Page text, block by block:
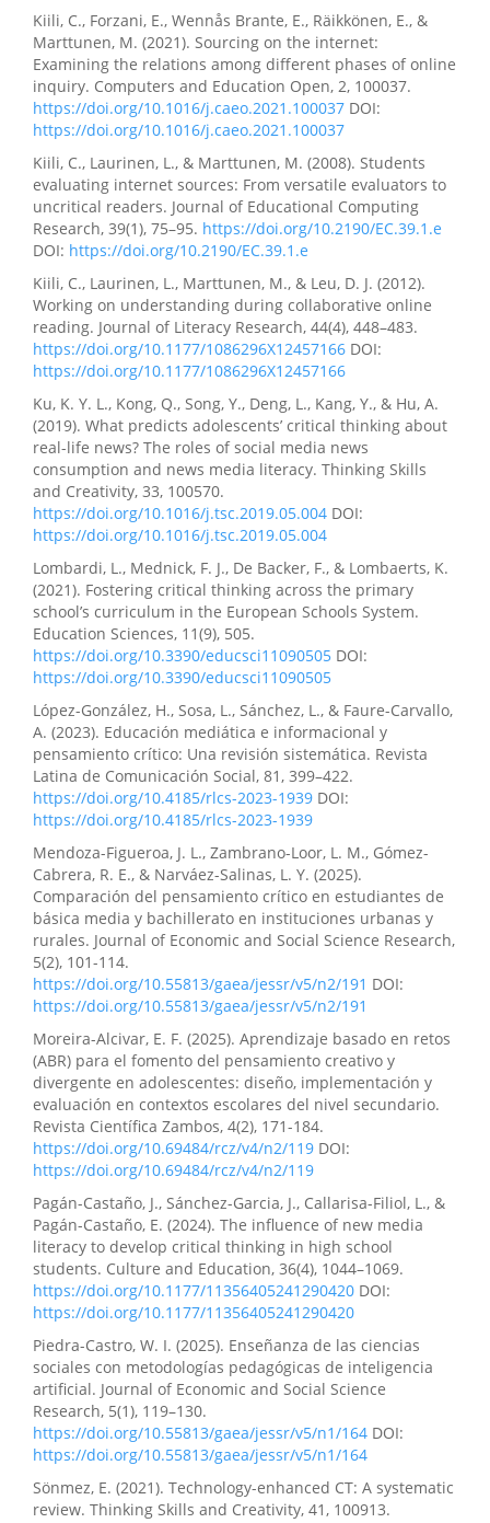
Kiili, C., Forzani, E., Wennås Brante, E., Räikkönen, E., &
Marttunen, M. (2021). Sourcing on the internet:
Examining the relations among different phases of online
inquiry. Computers and Education Open, 2, 100037.
https://doi.org/10.1016/j.caeo.2021.100037 DOI:
https://doi.org/10.1016/j.caeo.2021.100037
Kiili, C., Laurinen, L., & Marttunen, M. (2008). Students
evaluating internet sources: From versatile evaluators to
uncritical readers. Journal of Educational Computing
Research, 39(1), 75–95. https://doi.org/10.2190/EC.39.1.e
DOI: https://doi.org/10.2190/EC.39.1.e
Kiili, C., Laurinen, L., Marttunen, M., & Leu, D. J. (2012).
Working on understanding during collaborative online
reading. Journal of Literacy Research, 44(4), 448–483.
https://doi.org/10.1177/1086296X12457166 DOI:
https://doi.org/10.1177/1086296X12457166
Ku, K. Y. L., Kong, Q., Song, Y., Deng, L., Kang, Y., & Hu, A.
(2019). What predicts adolescents’ critical thinking about
real-life news? The roles of social media news
consumption and news media literacy. Thinking Skills
and Creativity, 33, 100570.
https://doi.org/10.1016/j.tsc.2019.05.004 DOI:
https://doi.org/10.1016/j.tsc.2019.05.004
Lombardi, L., Mednick, F. J., De Backer, F., & Lombaerts, K.
(2021). Fostering critical thinking across the primary
school’s curriculum in the European Schools System.
Education Sciences, 11(9), 505.
https://doi.org/10.3390/educsci11090505 DOI:
https://doi.org/10.3390/educsci11090505
López-González, H., Sosa, L., Sánchez, L., & Faure-Carvallo,
A. (2023). Educación mediática e informacional y
pensamiento crítico: Una revisión sistemática. Revista
Latina de Comunicación Social, 81, 399–422.
https://doi.org/10.4185/rlcs-2023-1939 DOI:
https://doi.org/10.4185/rlcs-2023-1939
Mendoza-Figueroa, J. L., Zambrano-Loor, L. M., Gómez-
Cabrera, R. E., & Narváez-Salinas, L. Y. (2025).
Comparación del pensamiento crítico en estudiantes de
básica media y bachillerato en instituciones urbanas y
rurales. Journal of Economic and Social Science Research,
5(2), 101-114.
https://doi.org/10.55813/gaea/jessr/v5/n2/191 DOI:
https://doi.org/10.55813/gaea/jessr/v5/n2/191
Moreira-Alcivar, E. F. (2025). Aprendizaje basado en retos
(ABR) para el fomento del pensamiento creativo y
divergente en adolescentes: diseño, implementación y
evaluación en contextos escolares del nivel secundario.
Revista Científica Zambos, 4(2), 171-184.
https://doi.org/10.69484/rcz/v4/n2/119 DOI:
https://doi.org/10.69484/rcz/v4/n2/119
Pagán-Castaño, J., Sánchez-Garcia, J., Callarisa-Filiol, L., &
Pagán-Castaño, E. (2024). The influence of new media
literacy to develop critical thinking in high school
students. Culture and Education, 36(4), 1044–1069.
https://doi.org/10.1177/11356405241290420 DOI:
https://doi.org/10.1177/11356405241290420
Piedra-Castro, W. I. (2025). Enseñanza de las ciencias
sociales con metodologías pedagógicas de inteligencia
artificial. Journal of Economic and Social Science
Research, 5(1), 119–130.
https://doi.org/10.55813/gaea/jessr/v5/n1/164 DOI:
https://doi.org/10.55813/gaea/jessr/v5/n1/164
Sönmez, E. (2021). Technology-enhanced CT: A systematic
review. Thinking Skills and Creativity, 41, 100913.